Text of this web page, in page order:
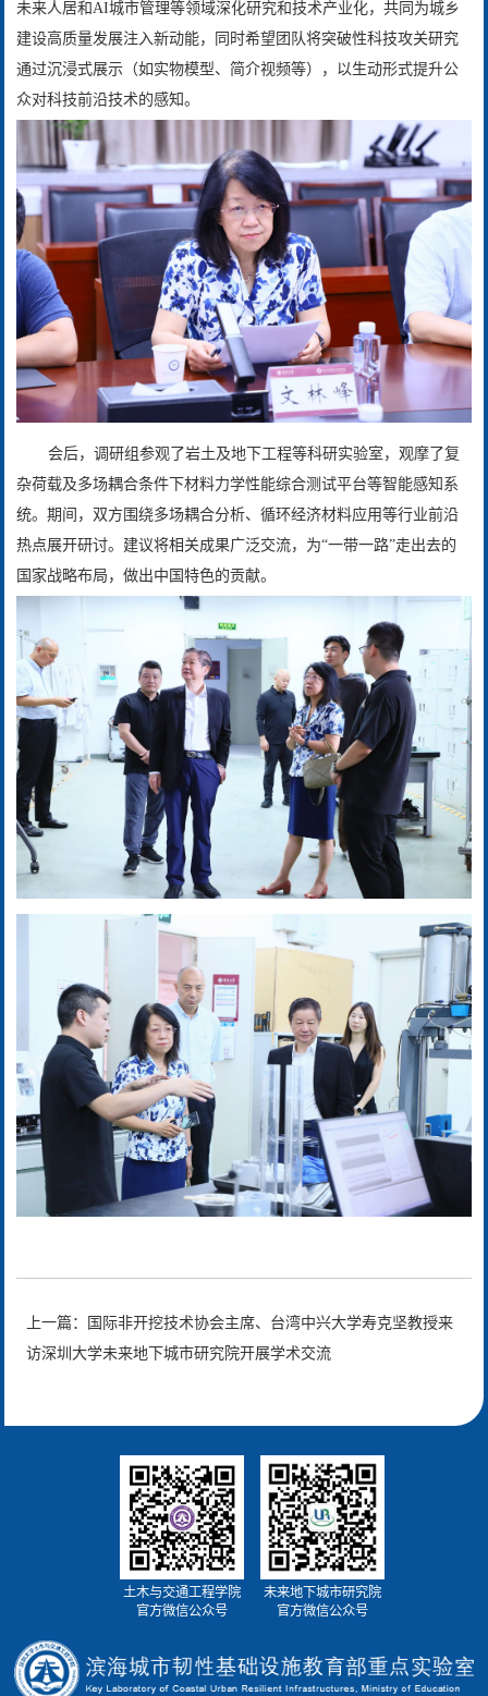
未来人居和AI城市管理等领域深化研究和技术产业化，共同为城乡
建设高质量发展注入新动能，同时希望团队将突破性科技攻关研究
通过沉浸式展示（如实物模型、简介视频等），以生动形式提升公
众对科技前沿技术的感知。
会后，调研组参观了岩土及地下工程等科研实验室，观摩了复
杂荷载及多场耦合条件下材料力学性能综合测试平台等智能感知系
统。期间，双方围绕多场耦合分析、循环经济材料应用等行业前沿
热点展开研讨。建议将相关成果广泛交流，为“一带一路”走出去的
国家战略布局，做出中国特色的贡献。
上一篇：国际非开挖技术协会主席、台湾中兴大学寿克坚教授来
访深圳大学未来地下城市研究院开展学术交流
土木与交通工程学院
官方微信公众号
未来地下城市研究院
官方微信公众号